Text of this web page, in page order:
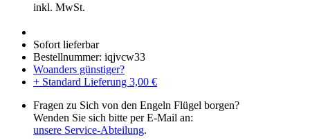
inkl. MwSt.
Sofort lieferbar
Bestellnummer: iqjvcw33
Woanders günstiger?
+ Standard Lieferung 3,00 €
Fragen zu Sich von den Engeln Flügel borgen?
Wenden Sie sich bitte per E-Mail an:
unsere Service-Abteilung.